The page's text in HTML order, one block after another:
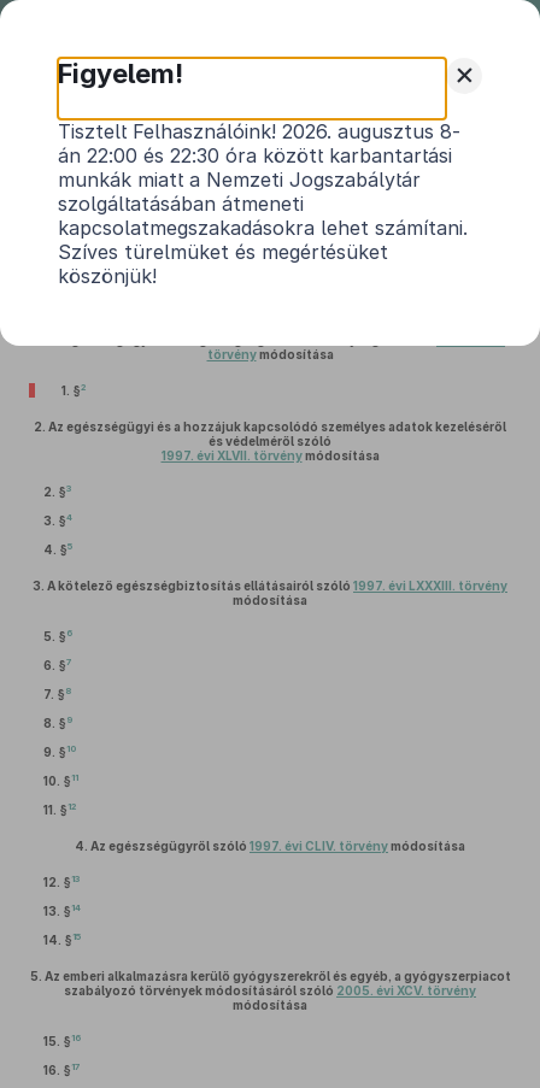
2018. évi CXVIII. törvény
egyes egészségügyi és egészségbiztosítási
tárgyú, valamint az egészségüggyel
összefüggő egyes törvények módosításáról
Hatályos: 2019. 01. 16. –
törvénymódosítása
1. §2
2. Az egészségügyi és a hozzájuk kapcsolódó személyes adatok kezeléséről
és védelméről szóló
1997. évi XLVII. törvénymódosítása
2. §3
3. §4
4. §5
3. A kötelező egészségbiztosítás ellátásairól szóló 1997. évi LXXXIII. törvény
módosítása
5. § 6
6. §7
7. § 8
8. § 9
9. § 10
10. § 11
11. § 12
4. Az egészségügyről szóló 1997. évi CLIV. törvénymódosítása
12. § 13
13. § 14
14. § 15
5. Az emberi alkalmazásra kerülő gyógyszerekről és egyéb, a gyógyszerpiacot
szabályozó törvények módosításáról szóló 2005. évi XCV. törvény
módosítása
15. § 16
16. § 17
+
Figyelem!
Tisztelt Felhasználóink! 2026. augusztus 8-
án 22:00 és 22:30 óra között karbantartási
munkák miatt a Nemzeti Jogszabálytár
szolgáltatásában átmeneti
kapcsolatmegszakadásokra lehet számítani.
Szíves türelmüket és megértésüket
köszönjük!